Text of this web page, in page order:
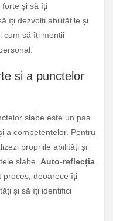
forte și să îți
îți dezvolți abilitățile și
cum să îți menții
și a punctelor
slabe este un pas
a competențelor. Pentru
propriile abilități și
slabe. Auto-reflecția
proces, deoarece îți
și să îți identifici